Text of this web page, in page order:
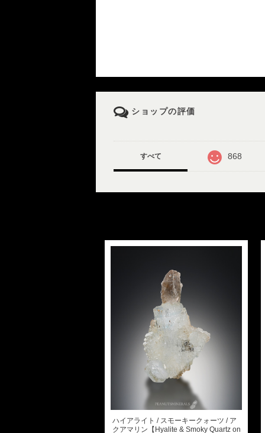
ショップの評価
すべて 868
ハイアライト / スモーキークォーツ / ア
クアマリン【Hyalite & Smoky Quartz on